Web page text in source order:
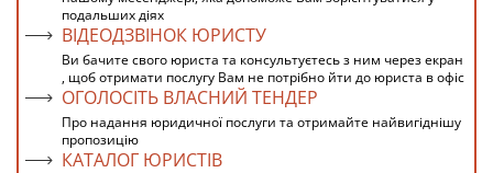
подальших діях
ВІДЕОДЗВІНОК ЮРИСТУ
Ви бачите свого юриста та консультуєтесь з ним через екран
, щоб отримати послугу Вам не потрібно йти до юриста в офіс
ОГОЛОСІТЬ ВЛАСНИЙ ТЕНДЕР
Про надання юридичної послуги та отримайте найвигіднішу
пропозицію
КАТАЛОГ ЮРИСТІВ